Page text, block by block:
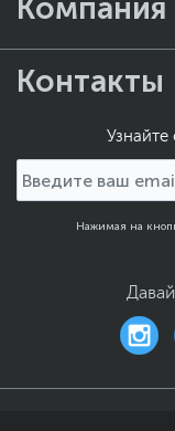
Компания
Контакты
Узнайте
Нажимая на